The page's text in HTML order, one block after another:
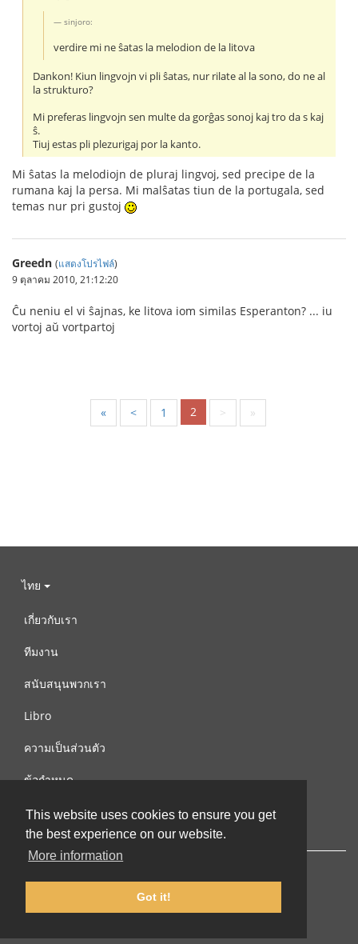
This website uses cookies to ensure you get
the best experience on our website.
More information
Got it!
sinjoro:
verdire mi ne ŝatas la melodion de la litova
Dankon! Kiun lingvojn vi pli ŝatas, nur rilate al la sono, do ne al
la strukturo?
Mi preferas lingvojn sen multe da gorĝas sonoj kaj tro da s kaj
ŝ.
Tiuj estas pli plezurigaj por la kanto.
Mi ŝatas la melodiojn de pluraj lingvoj, sed precipe de la
rumana kaj la persa. Mi malŝatas tiun de la portugala, sed
temas nur pri gustoj
Greedn (แสดงโปรไฟล์)
9 ตุลาคม 2010, 21:12:20
Ĉu neniu el vi ŝajnas, ke litova iom similas Esperanton? ... iu
vortoj aŭ vortpartoj
« < 1 2 > »
ไทย
เกี่ยวกับเรา
ทีมงาน
สนับสนุนพวกเรา
Libro
ความเป็นส่วนตัว
ข้อกำหนด
ติดต่อเรา
© 2002-2026 lernu.net |Impressum